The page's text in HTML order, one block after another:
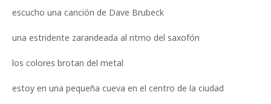
escucho una canción de Dave Brubeck
una estridente zarandeada al ritmo del saxofón
los colores brotan del metal
estoy en una pequeña cueva en el centro de la ciudad